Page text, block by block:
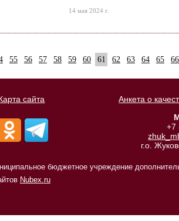
14 мая 2024 г.
55 56 57 58 59 60 61 62 63 64 65 66
сайта
Анкета о
+7
г.о.
бюджетное учреждение
Nubex.ru